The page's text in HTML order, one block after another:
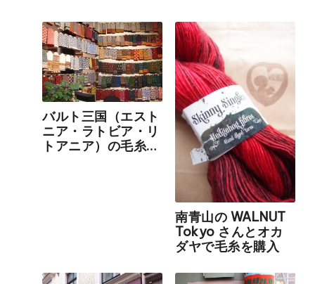
バルト三国（エスト
ニア・ラトビア・リ
トアニア）の毛糸屋
南青山の WALNUT
Tokyo さんとオカ
ダヤで毛糸を購入